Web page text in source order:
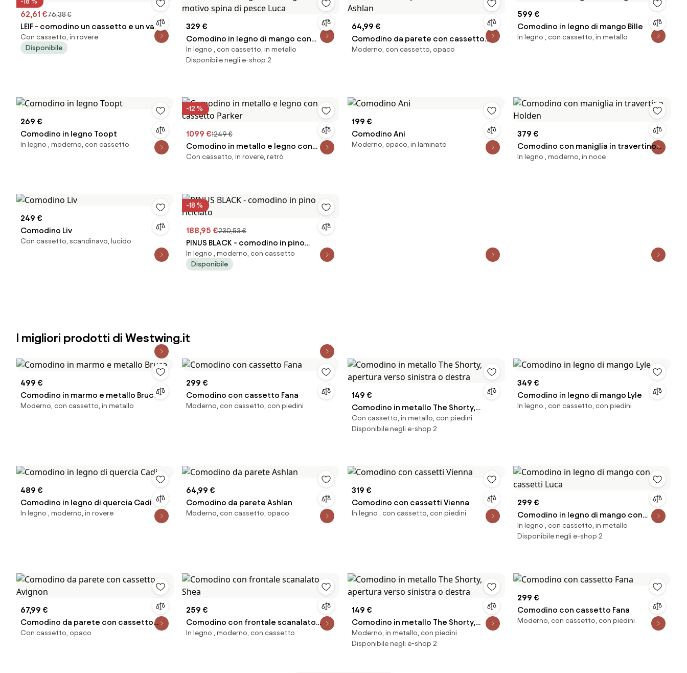
62,61 €76,38 €
LEIF - comodino un cassetto e un vano
Con cassetto, in rovere
Disponibile
329 €
Comodino in legno di mango con
motivo spina di pesce Luca
In legno , con cassetto, in metallo
Disponibile negli e-shop 2
64,99 €
Comodino da parete con cassetto
Ashlan
Moderno, con cassetto, opaco
599 €
Comodino in legno di mango Bille
In legno , con cassetto, in metallo
269 €
Comodino in legno Toopt
In legno , moderno, con cassetto
-12 %
1099 €1249 €
Comodino in metallo e legno con
cassetto Parker
Con cassetto, in rovere, retrò
199 €
Comodino Ani
Moderno, opaco, in laminato
379 €
Comodino con maniglia in travertino
Holden
In legno , moderno, in noce
249 €
Comodino Liv
Con cassetto, scandinavo, lucido
-18 %
188,95 €230,53 €
PINUS BLACK - comodino in pino
riciclato
In legno , moderno, con cassetto
Disponibile
I migliori prodotti di Westwing.it
499 €
Comodino in marmo e metallo Bruce
Moderno, con cassetto, in metallo
299 €
Comodino con cassetto Fana
Moderno, con cassetto, con piedini
149 €
Comodino in metallo The Shorty,
apertura verso sinistra o destra
Con cassetto, in metallo, con piedini
Disponibile negli e-shop 2
349 €
Comodino in legno di mango Lyle
In legno , con cassetto, con piedini
489 €
Comodino in legno di quercia Cadi
In legno , moderno, in rovere
64,99 €
Comodino da parete Ashlan
Moderno, con cassetto, opaco
319 €
Comodino con cassetti Vienna
In legno , con cassetto, con piedini
299 €
Comodino in legno di mango con
cassetti Luca
In legno , con cassetto, in metallo
Disponibile negli e-shop 2
67,99 €
Comodino da parete con cassetto
Avignon
Con cassetto, opaco
259 €
Comodino con frontale scanalato
Shea
In legno , moderno, con cassetto
149 €
Comodino in metallo The Shorty,
apertura verso sinistra o destra
Moderno, in metallo, con piedini
Disponibile negli e-shop 2
299 €
Comodino con cassetto Fana
Moderno, con cassetto, con piedini